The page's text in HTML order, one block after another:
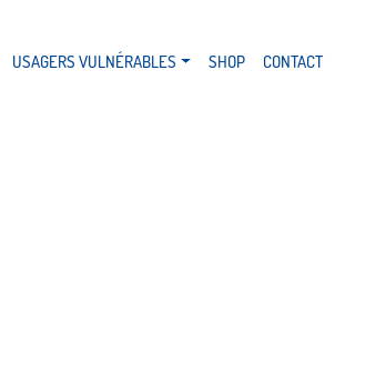
USAGERS VULNÉRABLES SHOP CONTACT